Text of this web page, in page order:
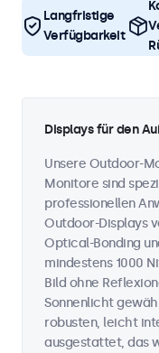
Langfristige
Verfügbarkeit
Displays für den
Unsere Outdoor-
Monitore sind
professionellen
Outdoor-Displays
Optical-Bonding
mindestens 1000
Bild ohne
Sonnenlicht
robusten, leicht
ausgestattet, das